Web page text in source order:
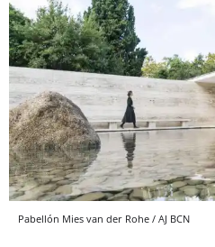
Pabellón Mies van der Rohe / AJ BCN